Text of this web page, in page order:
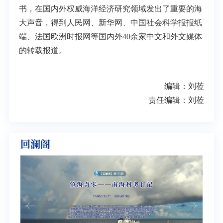
书，在国内外权威海洋经济研究领域发出了重要的海
大声音，得到人民网、新华网、中国社会科学报报纸
端、法国欧洲时报网等国内外40余家中文和外文媒体
的转载报道。
编辑：刘莅
责任编辑：刘莅
回澜阁